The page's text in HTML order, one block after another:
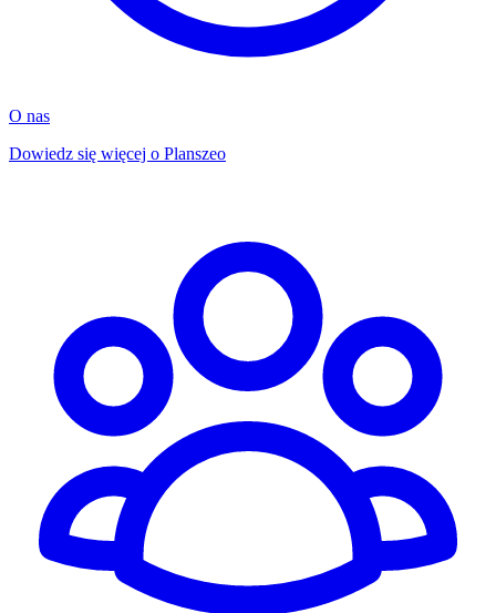
O nas
Dowiedz się więcej o Planszeo